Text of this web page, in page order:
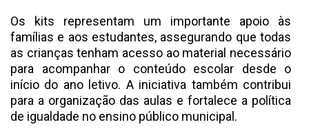
Os kits representam um importante apoio às
famílias e aos estudantes, assegurando que todas
as crianças tenham acesso ao material necessário
para acompanhar o conteúdo escolar desde o
início do ano letivo. A iniciativa também contribui
para a organização das aulas e fortalece a política
de igualdade no ensino público municipal.